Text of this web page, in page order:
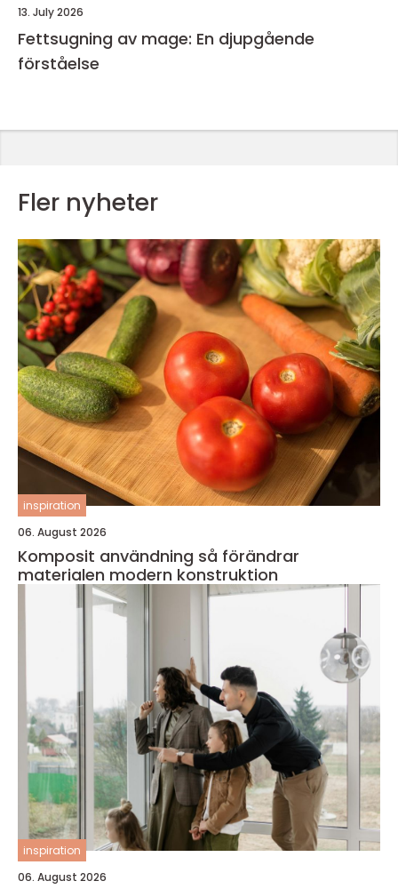
13. July 2026
Fettsugning av mage: En djupgående
förståelse
Fler nyheter
inspiration
06. August 2026
Komposit användning så förändrar
materialen modern konstruktion
inspiration
06. August 2026